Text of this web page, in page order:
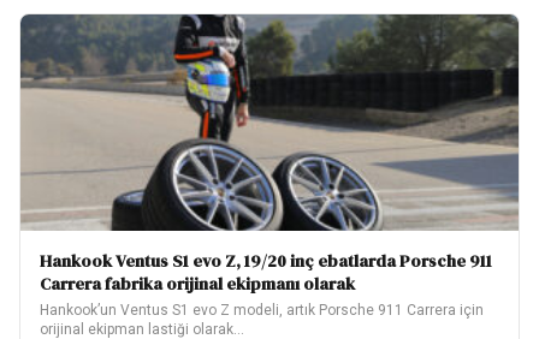
Hankook Ventus S1 evo Z, 19/20 inç ebatlarda Porsche 911
Carrera fabrika orijinal ekipmanı olarak
Hankook’un Ventus S1 evo Z modeli, artık Porsche 911 Carrera için
orijinal ekipman lastiği olarak…